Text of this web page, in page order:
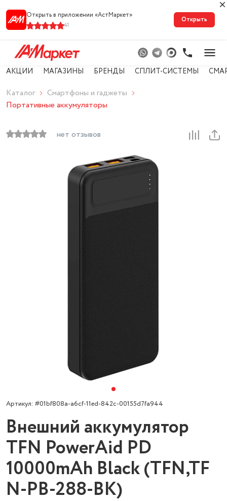
Открыть в приложении «АстМарке‪т‬»
41
Открыть
АКЦИИ МАГАЗИНЫ БРЕНДЫ СПЛИТ-СИСТЕМЫ
Каталог
Смартфоны и гаджеты
Портативные аккумуляторы
нет отзывов
Артикул: #01bf808a-a6cf-11ed-842c-00155d7fa944
Внешний аккумулятор
TFN PowerAid PD
10000mAh Black (TFN,TF
N-PB-288-BK)